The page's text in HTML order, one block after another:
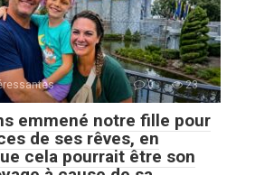
0 23
emmené notre fille pour
de ses rêves, en
cela pourrait être son